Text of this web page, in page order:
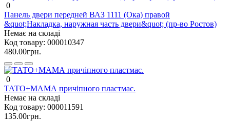
0
Панель двери передней ВАЗ 1111 (Ока) правой
&quot;Накладка, наружная часть двери&quot; (пр-во Ростов)
Немає на складі
Код товару: 000010347
480.00грн.
0
ТАТО+МАМА причіпного пластмас.
Немає на складі
Код товару: 000011591
135.00грн.